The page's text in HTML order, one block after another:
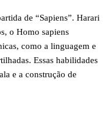
de “Sapiens”. Harari
o Homo sapiens
como a linguagem e
Essas habilidades
e a construção de